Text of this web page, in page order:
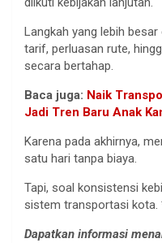
Langkah yang lebih
tarif, perluasan rute,
secara bertahap.
Baca juga: Naik
Jadi Tren Baru Anak
Karena pada akhirnya,
satu hari tanpa biaya.
Tapi, soal konsistensi
sistem transportasi
Dapatkan informasi